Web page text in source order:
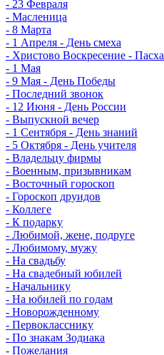
- 23 Февраля
- Масленица
- 8 Марта
- 1 Апреля - День смеха
- Христово Воскресение - Пасха
- 1 Мая
- 9 Мая - День Победы
- Последний звонок
- 12 Июня - День России
- Выпускной вечер
- 1 Сентября - День знаний
- 5 Октября - День учителя
- Владельцу фирмы
- Военным, призывникам
- Восточный гороскоп
- Гороскоп друидов
- Коллеге
- К подарку
- Любимой, жене, подруге
- Любимому, мужу
- На свадьбу
- На свадебный юбилей
- Начальнику
- На юбилей по годам
- Новорожденному
- Первокласснику
- По знакам Зодиака
- Пожелания